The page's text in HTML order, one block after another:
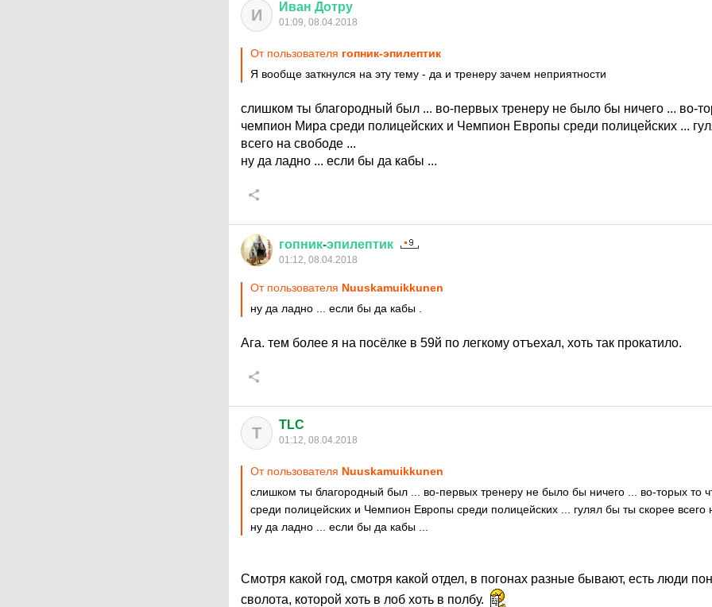
И Иван Дотру
01:09, 08.04.2018
От пользователя гопник-эпилептик
Я вообще заткнулся на эту тему - да и тренеру зачем неприятности
слишком ты благородный был ... во-первых тренеру не было бы ничего ... во-
чемпион Мира среди полицейских и Чемпион Европы среди полицейских ...
всего на свободе ...
ну да ладно ... если бы да кабы ...
гопник-эпилептик
01:12, 08.04.2018
От пользователя Nuuskamuikkunen
ну да ладно ... если бы да кабы .
Ага. тем более я на посёлке в 59й по легкому отъехал, хоть так прокатило.
T TLC
01:12, 08.04.2018
От пользователя Nuuskamuikkunen
слишком ты благородный был ... во-первых тренеру не было бы ничего ... во-торых то
среди полицейских и Чемпион Европы среди полицейских ... гулял бы ты скорее всего
ну да ладно ... если бы да кабы ...
Смотря какой год, смотря какой отдел, в погонах разные бывают, есть люди
сволота, которой хоть в лоб хоть в полбу.